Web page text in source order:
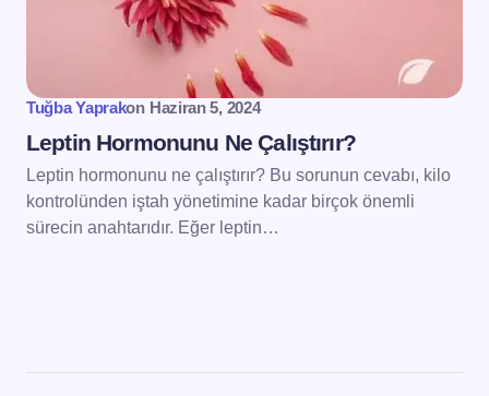
Tuğba Yaprakon Haziran 5, 2024
Leptin Hormonunu Ne Çalıştırır?
Leptin hormonunu ne çalıştırır? Bu sorunun cevabı, kilo
kontrolünden iştah yönetimine kadar birçok önemli
sürecin anahtarıdır. Eğer leptin…